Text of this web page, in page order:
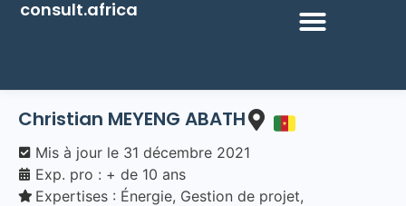
consult.africa
Christian MEYENG ABATH
Mis à jour le 31 décembre 2021
Exp. pro : + de 10 ans
Expertises : Énergie, Gestion de projet,